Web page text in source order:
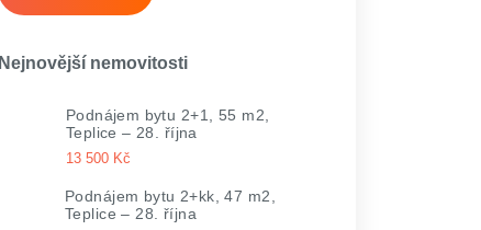
Nejnovější nemovitosti
Podnájem bytu 2+1, 55 m2,
Teplice – 28. října
13 500 Kč
Podnájem bytu 2+kk, 47 m2,
Teplice – 28. října